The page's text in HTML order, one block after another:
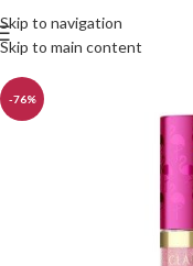
Skip to navigation
Skip to main content
-76%